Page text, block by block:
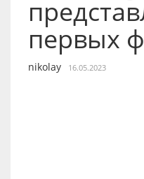
первых
nikolay 16.05.2023